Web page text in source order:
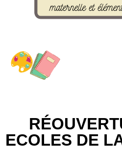
ECOLES DE